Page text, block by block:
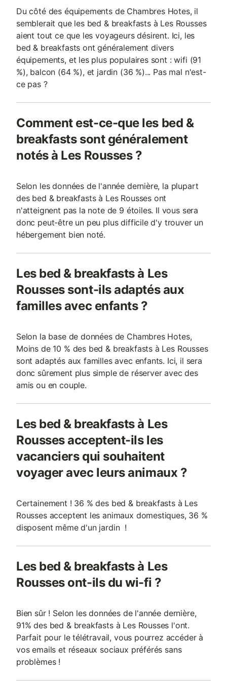
Du côté des équipements de Chambres Hotes, il
semblerait que les bed & breakfasts à Les Rousses
aient tout ce que les voyageurs désirent. Ici, les
bed & breakfasts ont généralement divers
équipements, et les plus populaires sont : wifi (91
%), balcon (64 %), et jardin (36 %)... Pas mal n'est-
ce pas ?
Comment est-ce-que les bed &
breakfasts sont généralement
notés à Les Rousses ?
Selon les données de l'année dernière, la plupart
des bed & breakfasts à Les Rousses ont
n'atteignent pas la note de 9 étoiles. Il vous sera
donc peut-être un peu plus difficile d'y trouver un
hébergement bien noté.
Les bed & breakfasts à Les
Rousses sont-ils adaptés aux
familles avec enfants ?
Selon la base de données de Chambres Hotes,
Moins de 10 % des bed & breakfasts à Les Rousses
sont adaptés aux familles avec enfants. Ici, il sera
donc sûrement plus simple de réserver avec des
amis ou en couple.
Les bed & breakfasts à Les
Rousses acceptent-ils les
vacanciers qui souhaitent
voyager avec leurs animaux ?
Certainement ! 36 % des bed & breakfasts à Les
Rousses acceptent les animaux domestiques, 36 %
disposent même d'un jardin !
Les bed & breakfasts à Les
Rousses ont-ils du wi-fi ?
Bien sûr ! Selon les données de l'année dernière,
91% des bed & breakfasts à Les Rousses l'ont.
Parfait pour le télétravail, vous pourrez accéder à
vos emails et réseaux sociaux préférés sans
problèmes !